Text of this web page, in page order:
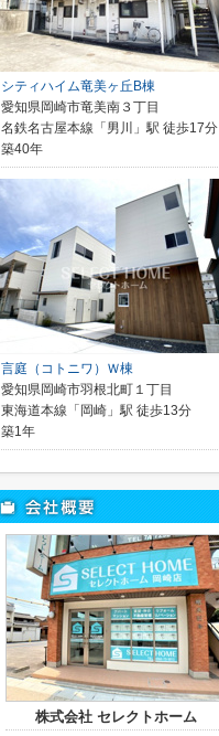
シティハイム竜美ヶ丘B棟
愛知県岡崎市竜美南３丁目
名鉄名古屋本線「男川」駅 徒歩17分
築40年
言庭（コトニワ）Ｗ棟
愛知県岡崎市羽根北町１丁目
東海道本線「岡崎」駅 徒歩13分
築1年
株式会社 セレクトホーム